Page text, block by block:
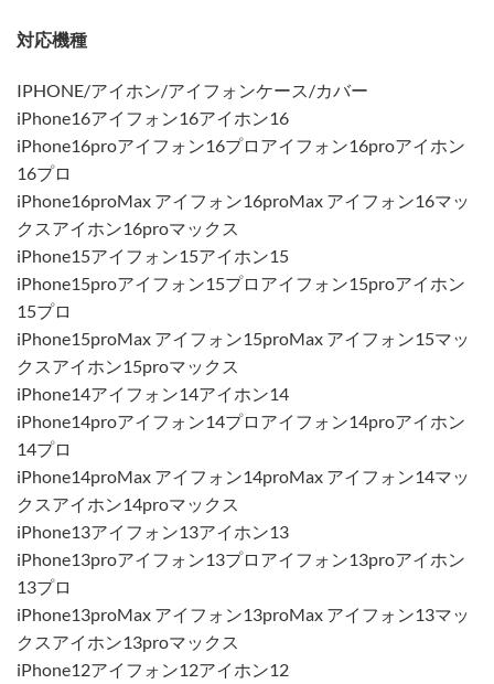
対応機種
IPHONE/アイホン/アイフォンケース/カバー
iPhone16アイフォン16アイホン16
iPhone16proアイフォン16プロアイフォン16proアイホン
16プロ
iPhone16proMax アイフォン16proMax アイフォン16マッ
クスアイホン16proマックス
iPhone15アイフォン15アイホン15
iPhone15proアイフォン15プロアイフォン15proアイホン
15プロ
iPhone15proMax アイフォン15proMax アイフォン15マッ
クスアイホン15proマックス
iPhone14アイフォン14アイホン14
iPhone14proアイフォン14プロアイフォン14proアイホン
14プロ
iPhone14proMax アイフォン14proMax アイフォン14マッ
クスアイホン14proマックス
iPhone13アイフォン13アイホン13
iPhone13proアイフォン13プロアイフォン13proアイホン
13プロ
iPhone13proMax アイフォン13proMax アイフォン13マッ
クスアイホン13proマックス
iPhone12アイフォン12アイホン12